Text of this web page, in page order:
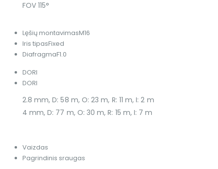
FOV 115°
Lęšių montavimasM16
Iris tipasFixed
DiafragmaF1.0
DORI
DORI
2.8 mm, D: 58 m, O: 23 m, R: 11 m, I: 2 m
4 mm, D: 77 m, O: 30 m, R: 15 m, I: 7 m
Vaizdas
Pagrindinis sraugas